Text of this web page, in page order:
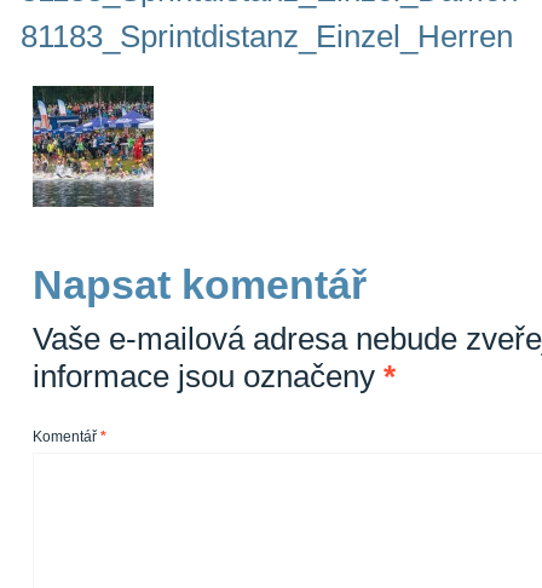
81183_Sprintdistanz_Einzel_Herren
Napsat komentář
Vaše e-mailová adresa nebude
informace jsou označeny *
Komentář *